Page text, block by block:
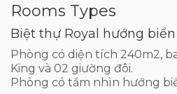
Rooms Types
Biệt thự Royal hướng biển
Phòng có diện tích 240m2,
King và 02 giường đôi.
Phòng có tầm nhìn hướng